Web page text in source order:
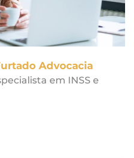
Advocacia
em INSS e